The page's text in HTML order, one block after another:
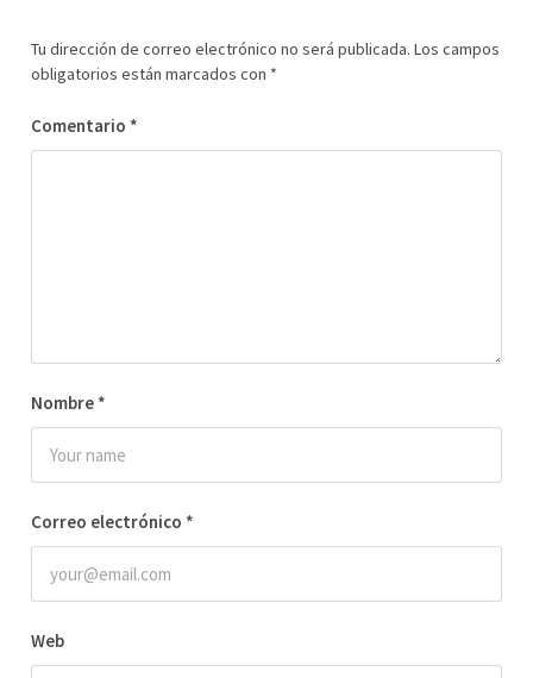
Tu dirección de correo electrónico no será publicada. Los campos
obligatorios están marcados con *
Comentario *
Nombre *
Correo electrónico *
Web